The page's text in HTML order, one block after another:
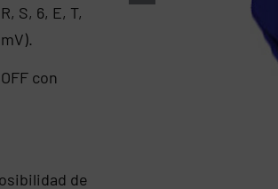
S, 6, E, T,
con
de